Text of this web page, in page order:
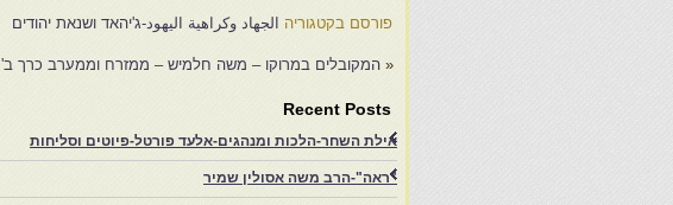
פורסם בקטגוריה الجهاد وكراهية اليهود-ג'יהאד ושנאת יהודים
« המקובלים במרוקו – משה חלמיש – ממזרח וממערב כרך ב'
Recent Posts
אילת השחר-הלכות ומנהגים-אלעד פורטל-פיוטים וסליחות
"ראה"-הרב משה אסולין שמיר